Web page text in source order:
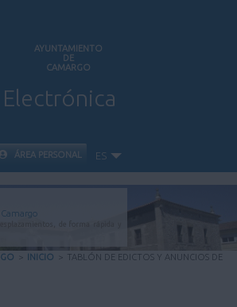
AYUNTAMIENTO
DE
CAMARGO
INICIO
PÚBLICA
CIUDADANA
DE DOCUMENTOS
ÁREA PERSONAL ES
> INICIO > TABLÓN DE EDICTOS Y ANUNCIOS DE